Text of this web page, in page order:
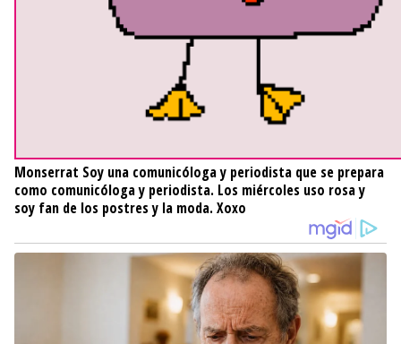
Monserrat Soy una comunicóloga y periodista que se prepara
como comunicóloga y periodista. Los miércoles uso rosa y
soy fan de los postres y la moda. Xoxo